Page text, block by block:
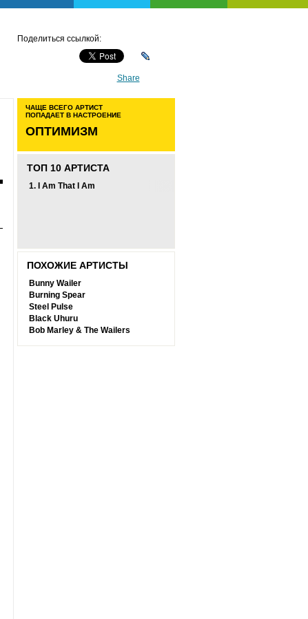
Поделиться ссылкой:
Share
ЧАЩЕ ВСЕГО АРТИСТ
ПОПАДАЕТ В НАСТРОЕНИЕ
ОПТИМИЗМ
ТОП 10 АРТИСТА
1. I Am That I Am
ПОХОЖИЕ АРТИСТЫ
Bunny Wailer
Burning Spear
Steel Pulse
Black Uhuru
Bob Marley & The Wailers